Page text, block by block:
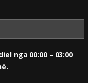
nga 00:00 – 03:00